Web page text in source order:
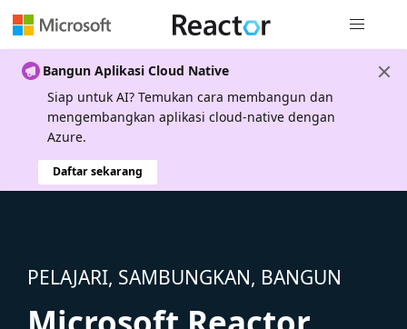
Bangun Aplikasi Cloud Native
Siap untuk AI? Temukan cara membangun dan
mengembangkan aplikasi cloud-native dengan
Azure.
Daftar sekarang
PELAJARI, SAMBUNGKAN, BANGUN